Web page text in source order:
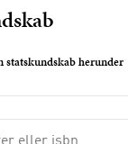
statskundskab herunder